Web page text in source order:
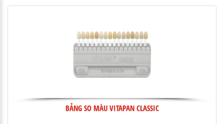
BẢNG SO MÀU VITAPAN CLASSIC